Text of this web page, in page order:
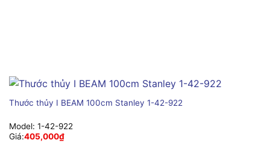
Thước thủy I BEAM 100cm Stanley 1-42-922
Model: 1-42-922
Giá:405,000₫